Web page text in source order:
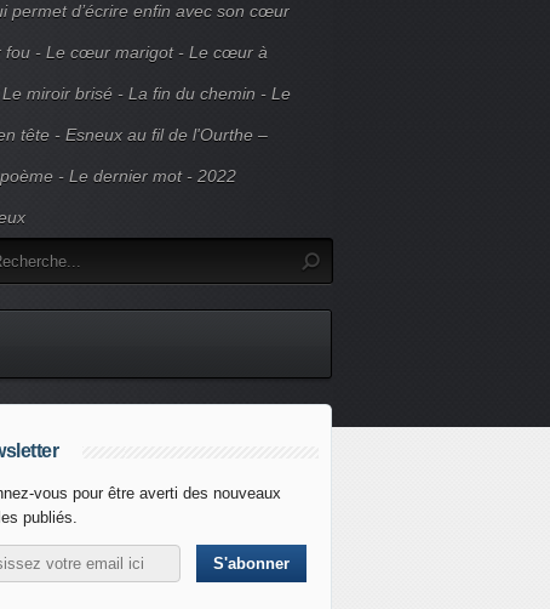
permet d’écrire enfin avec son cœur
fou - Le cœur marigot - Le cœur à
miroir brisé - La fin du chemin - Le
tête - Esneux au fil de l'Ourthe –
- Le dernier mot - 2022
vous pour être averti des nouveaux
publiés.